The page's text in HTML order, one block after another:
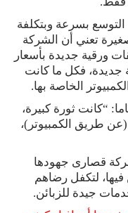
بسرعة وبتكلفة
تعني أن الشركة
ورقية جديدة بأسعار
جديدة، فكل ما كانت
الخاصة بها.
لويزا، التي تبلغ من العمر 68 عاما: “كانت ثورة كبيرة،
(عن طريق الكمبيوتر)،
قصارى جهودها
لتكفل رضاهم
جيدة للزبائن.